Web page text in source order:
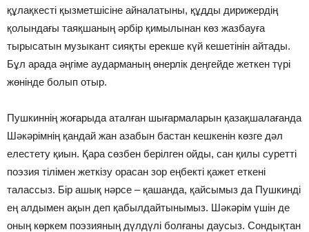
құлақкесті қызметшісіне айналатыны, құдды дирижердің
қолындағы таяқшаның әрбір қимылынан көз жазбауға
тырысатын музыкант сияқты ерекше күй кешетінін айтады.
Бұл арада әңгіме аударманың өнерлік деңгейде жеткен түрі
жөнінде болып отыр.
Пушкиннің жоғарыда аталған шығармаларын қазақшалағанда
Шәкәрімнің қандай жан азабын бастан кешкенін көзге дәл
елестету қиын. Қара сөзбен берілген ойды, сан қилы суретті
поэзия тілімен жеткізу орасан зор еңбекті қажет еткені
талассыз. Бір ашық нәрсе – қашанда, қайсымыз да Пушкинді
ең алдымен ақын деп қабылдайтынымыз. Шәкәрім үшін де
оның көркем поэзияның дүлдүлі болғаны даусыз. Сондықтан